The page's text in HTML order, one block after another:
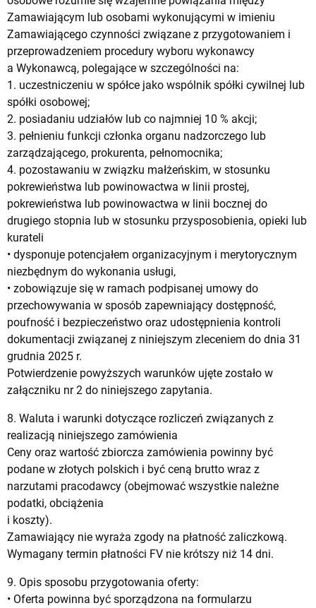
Zamawiającym lub osobami wykonującymi w imieniu
Zamawiającego czynności związane z przygotowaniem i
przeprowadzeniem procedury wyboru wykonawcy
a Wykonawcą, polegające w szczególności na:
1. uczestniczeniu w spółce jako wspólnik spółki cywilnej lub
spółki osobowej;
2. posiadaniu udziałów lub co najmniej 10 % akcji;
3. pełnieniu funkcji członka organu nadzorczego lub
zarządzającego, prokurenta, pełnomocnika;
4. pozostawaniu w związku małżeńskim, w stosunku
pokrewieństwa lub powinowactwa w linii prostej,
pokrewieństwa lub powinowactwa w linii bocznej do
drugiego stopnia lub w stosunku przysposobienia, opieki lub
kurateli
• dysponuje potencjałem organizacyjnym i merytorycznym
niezbędnym do wykonania usługi,
• zobowiązuje się w ramach podpisanej umowy do
przechowywania w sposób zapewniający dostępność,
poufność i bezpieczeństwo oraz udostępnienia kontroli
dokumentacji związanej z niniejszym zleceniem do dnia 31
grudnia 2025 r.
Potwierdzenie powyższych warunków ujęte zostało w
załączniku nr 2 do niniejszego zapytania.
8. Waluta i warunki dotyczące rozliczeń związanych z
realizacją niniejszego zamówienia
Ceny oraz wartość zbiorcza zamówienia powinny być
podane w złotych polskich i być ceną brutto wraz z
narzutami pracodawcy (obejmować wszystkie należne
podatki, obciążenia
i koszty).
Zamawiający nie wyraża zgody na płatność zaliczkową.
Wymagany termin płatności FV nie krótszy niż 14 dni.
9. Opis sposobu przygotowania oferty:
• Oferta powinna być sporządzona na formularzu